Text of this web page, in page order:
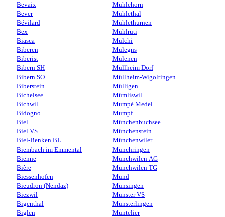
Bevaix
Bever
Bévilard
Bex
Biasca
Biberen
Biberist
Bibern SH
Bibern SO
Biberstein
Bichelsee
Bichwil
Bidogno
Biel
Biel VS
Biel-Benken BL
Biembach im Emmental
Bienne
Bière
Biessenhofen
Bieudron (Nendaz)
Biezwil
Bigenthal
Biglen
Mühlehorn
Mühlethal
Mühlethurnen
Mühlrüti
Mülchi
Mulegns
Mülenen
Müllheim Dorf
Müllheim-Wigoltingen
Mülligen
Mümliswil
Mumpé Medel
Mumpf
Münchenbuchsee
Münchenstein
Münchenwiler
Münchringen
Münchwilen AG
Münchwilen TG
Mund
Münsingen
Münster VS
Münsterlingen
Muntelier